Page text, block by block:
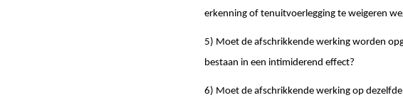
erkenning of tenuitvoerlegging te weigeren
5) Moet de afschrikkende werking worden
bestaan in een intimiderend effect?
6) Moet de afschrikkende werking op